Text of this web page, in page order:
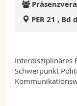
Math.-Nat.
Mitarbeitende
Webmail
MyUnifr
PER 21 ,
Interdisziplinäres
Schwerpunkt